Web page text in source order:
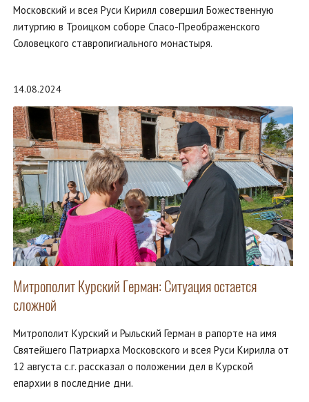
Московский и всея Руси Кирилл совершил Божественную
литургию в Троицком соборе Спасо-Преображенского
Соловецкого ставропигиального монастыря.
14.08.2024
Митрополит Курский Герман: Ситуация остается
сложной
Митрополит Курский и Рыльский Герман в рапорте на имя
Святейшего Патриарха Московского и всея Руси Кирилла от
12 августа с.г. рассказал о положении дел в Курской
епархии в последние дни.